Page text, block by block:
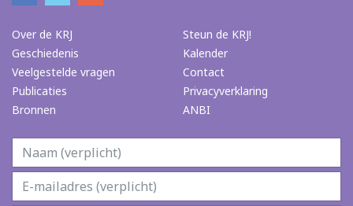
Over de KRJ
Geschiedenis
Veelgestelde vragen
Publicaties
Bronnen
Steun de KRJ!
Kalender
Contact
Privacyverklaring
ANBI